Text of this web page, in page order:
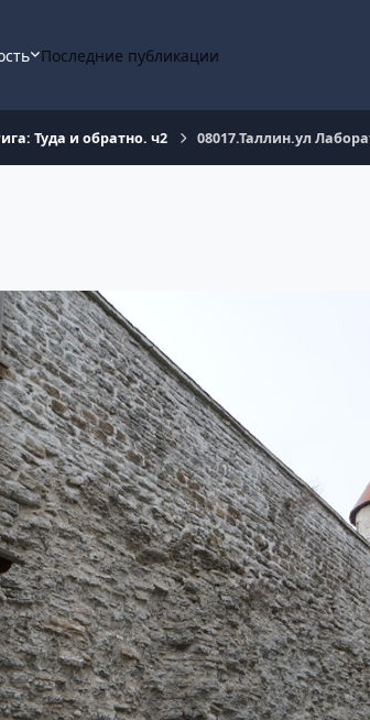
Последние публикации
Туда и обратно. ч2 08017.Таллин.ул